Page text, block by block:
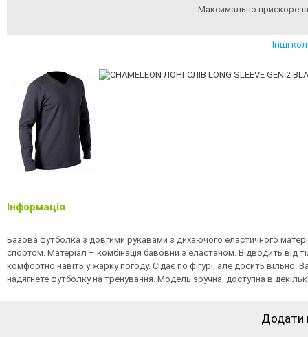
Максимально
Інші
Інформація
Базова футболка з довгими рукавами з дихаючого еластичного
спортом. Матеріал – комбінація бавовни з еластаном. Відводить від
комфортно навіть у жарку погоду. Сідає по фігурі, але досить
надягнете футболку на тренування. Модель зручна, доступна в
Додати